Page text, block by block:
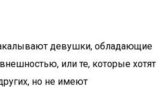
девушки, обладающие
или те, которые хотят
но не имеют